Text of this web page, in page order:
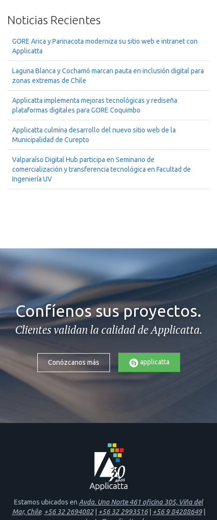
Noticias Recientes
GORE Arica y Parinacota moderniza su sitio web e intranet con
Applicatta
Laguna Blanca y Cochamó marcan pauta en inclusión digital para
zonas extremas de Chile
Applicatta implementa mejoras tecnológicas y rediseña
plataformas digitales para GORE Coquimbo
Applicatta culmina desarrollo del nuevo sitio web de la
Municipalidad de Curepto
Valparaíso Digital Hub participa en Seminario de
comercialización y transferencia tecnológica en Facultad de
Ingeniería UV
Confíenos sus proyectos.
Clientes validan la calidad de Applicatta.
Conózcanos más applicatta
Estamos ubicados en Avda. Uno Norte 461 oficina 305, Viña del
Mar, Chile. +56 32 2694082| +56 32 2993516| +56 9 84288649|